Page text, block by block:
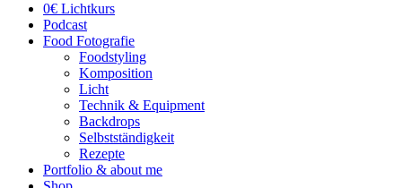
0€ Lichtkurs
Podcast
Food Fotografie
Foodstyling
Komposition
Licht
Technik & Equipment
Backdrops
Selbstständigkeit
Rezepte
Portfolio & about me